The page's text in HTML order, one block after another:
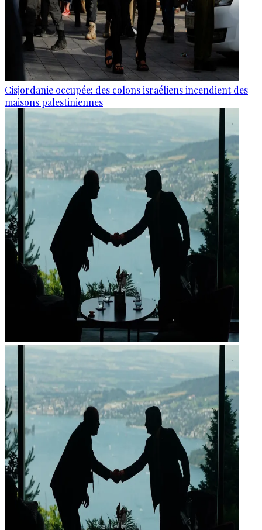
Cisjordanie occupée: des colons israéliens incendient des
maisons palestiniennes